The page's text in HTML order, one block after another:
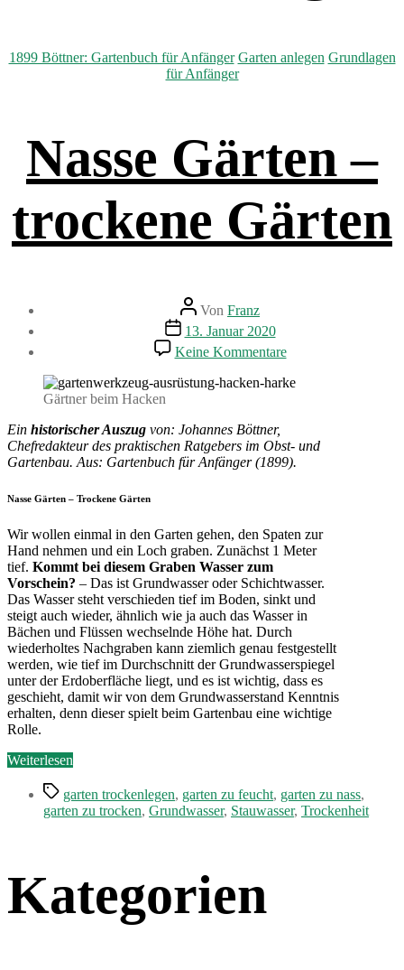
Kategorien
1899 Böttner: Gartenbuch für Anfänger Garten anlegen Grundlagen
für Anfänger
Nasse Gärten –
trockene Gärten
Beitragsautor
Von Franz
Beitragsdatum
13. Januar 2020
Keine Kommentarezu
Nasse
Gärten
Gärtner beim Hacken
Ein historischer Auszug von: Johannes Böttner,
Chefredakteur des praktischen Ratgebers im Obst- und
Gartenbau. Aus: Gartenbuch für Anfänger (1899).
Nasse Gärten – Trockene Gärten
Wir wollen einmal in den Garten gehen, den Spaten zur
Hand nehmen und ein Loch graben. Zunächst 1 Meter
tief. Kommt bei diesem Graben Wasser zum
Vorschein? – Das ist Grundwasser oder Schichtwasser.
Das Wasser steht verschieden tief im Boden, sinkt und
steigt auch wieder, ähnlich wie ja auch das Wasser in
Bächen und Flüssen wechselnde Höhe hat. Durch
wiederholtes Nachgraben kann ziemlich genau festgestellt
werden, wie tief im Durchschnitt der Grundwasserspiegel
unter der Erdoberfläche liegt, und es ist wichtig, dass es
geschieht, damit wir von dem Grundwasserstand Kenntnis
erhalten, denn dieser spielt beim Gartenbau eine wichtige
Rolle.
Weiterlesen
–
trockene
Schlagwörter
garten trockenlegen, garten zu feucht, garten zu nass,
garten zu trocken, Grundwasser, Stauwasser, Trockenheit
Kategorien